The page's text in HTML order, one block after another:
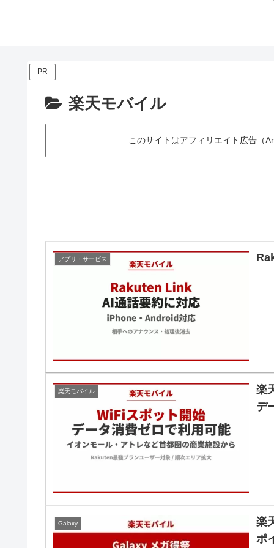
PR
楽天モバイル
このサイトはアフィリエイト広告（
アプリ・サービス
楽天モバイル
楽
デ
Galaxy
楽
ポ